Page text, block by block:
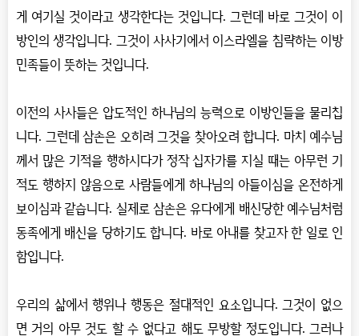
게 여기실 것이라고 생각한다는 것입니다. 그런데 바로 그것이 이
방인의 생각입니다. 그것이 사사기에서 이스라엘을 침략하는 이방
민족들이 뜻하는 것입니다.
이전의 사사들은 압도적인 하나님의 능력으로 이방인들을 물리칩
니다. 그런데 삼손은 오히려 그것을 찾아오려 합니다. 마치 예수님
께서 많은 기적을 행하시다가 정작 십자가를 지실 때는 아무런 기
적도 행하지 않음으로 사람들에게 하나님의 아들이심을 온전하게
보이심과 같습니다. 실제로 삼손은 유다에게 배신당한 예수님처럼
동족에게 배신을 당하기도 합니다. 바로 아내를 찾고자 한 일로 인
함입니다.
우리의 삶에서 행위나 행동은 절대적인 요소입니다. 그것이 없으
면 거의 아무 것도 할 수 없다고 해도 무방할 정도입니다. 그러나